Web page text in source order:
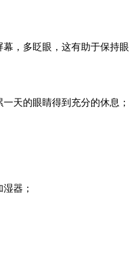
，多眨眼，这有助于保持眼
的眼睛得到充分的休息；
器；